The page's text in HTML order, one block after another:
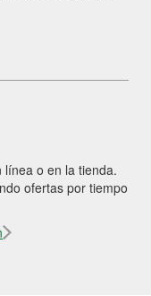
o en la tienda.
ofertas por tiempo